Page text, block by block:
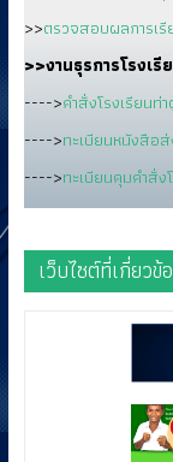
>>ตรวจสอบผลการเ
>>งานธุรการโรงเ
---->คำสั่งโรงเรียนท่
---->ทะเบียนหนังสือ
---->ทะเบียนคุมคำสั่ง
เว็บไซต์ที่เกี่ยว